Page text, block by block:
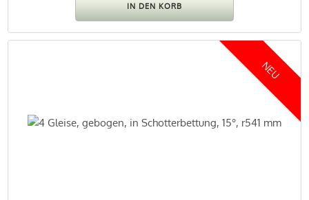
NEU